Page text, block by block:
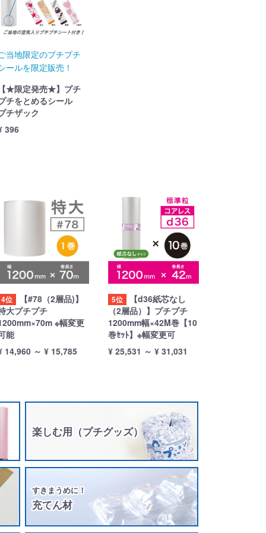
当地限定のプチプチ
ールを限定販売！
★限定発売★】プチ
チをとめるシール
チザック
396
4位
【#78（2層品)】
大プチプチ
※幅変更
能
14,960 ～¥ 15,785
5位
【d36紙芯なし
（2層品）】プチプチ
1200mm幅×42M巻【10
巻ｾｯﾄ】※幅変更可
¥ 25,531 ～ ¥ 31,031
楽しむ用（プチグッズ）
すきまうめに！
充てん材